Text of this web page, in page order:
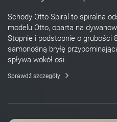
Schody Otto Spiral to spiralna
modelu Otto, oparta na
Stopnie i podstopnie o grubości
samonośną bryłę
spływa wokół osi.
Sprawdź szczegóły